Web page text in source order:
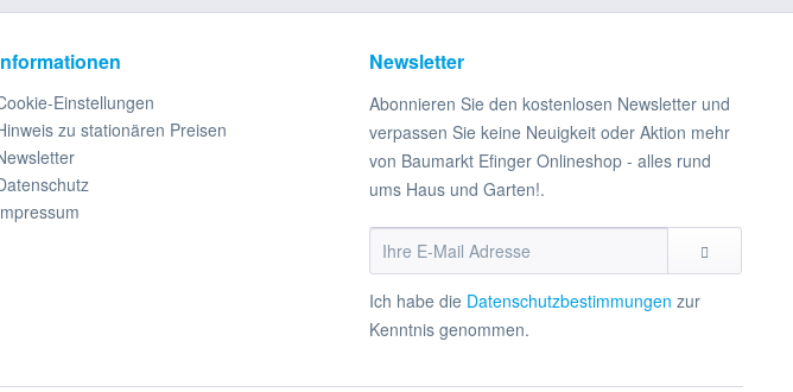
Einstellungen
zu stationären Preisen
Newsletter
Abonnieren Sie den kostenlosen Newsletter und
verpassen Sie keine Neuigkeit oder Aktion mehr
von Baumarkt Efinger Onlineshop - alles rund
ums Haus und Garten!.
Ich habe die Datenschutzbestimmungen zur
Kenntnis genommen.